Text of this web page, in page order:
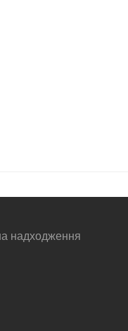
надходження